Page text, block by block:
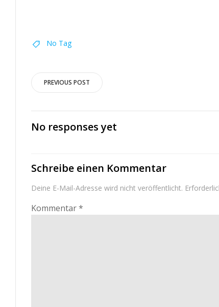
No Tag
Post
navigation
PREVIOUS POST
No responses yet
Schreibe einen Kommentar
Deine E-Mail-Adresse wird nicht veröffentlicht.
Kommentar*